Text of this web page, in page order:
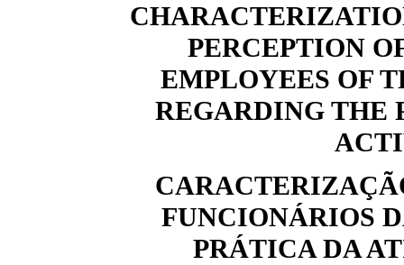
PERCEPTION
EMPLOYEES OF
REGARDING THE
FUNCIONÁRIOS
PRÁTICA DA